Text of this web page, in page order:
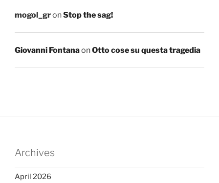
mogol_gronStop the sag!
Giovanni FontanaonOtto cose su questa tragedia
Archives
April 2026